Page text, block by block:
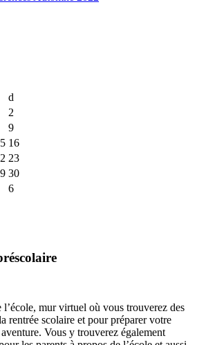
d
2
9
16
23
30
6
mur virtuel où vous trouverez des
rentrée scolaire et pour préparer votre
Vous y trouverez également